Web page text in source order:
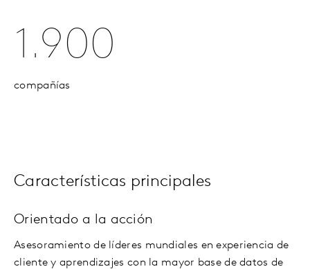
1.900
compañías
Características principales
Orientado a la acción
Asesoramiento de líderes mundiales en experiencia de
cliente y aprendizajes con la mayor base de datos de